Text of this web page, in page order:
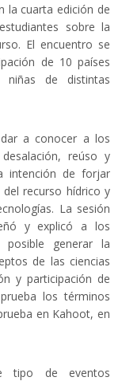
la cuarta edición de
sobre la
El encuentro se
de 10 países
niñas de distintas
a conocer a los
reúso y
intención de forjar
recurso hídrico y
La sesión
y explicó a los
generar la
de las ciencias
y participación de
los términos
en Kahoot, en
tipo de eventos